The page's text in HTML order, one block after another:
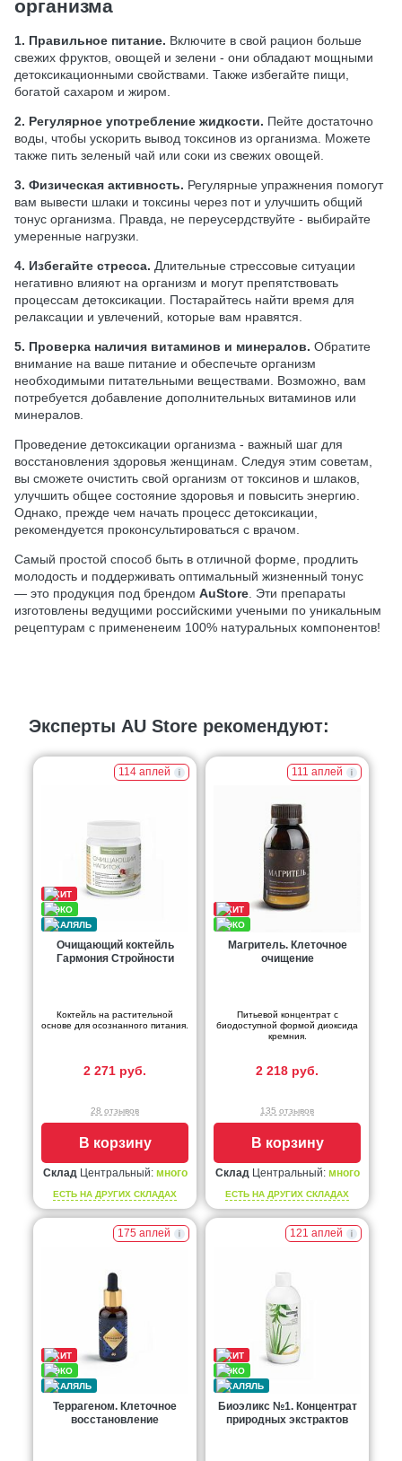
организма
1. Правильное питание. Включите в свой рацион больше
свежих фруктов, овощей и зелени - они обладают мощными
детоксикационными свойствами. Также избегайте пищи,
богатой сахаром и жиром.
2. Регулярное употребление жидкости. Пейте достаточно
воды, чтобы ускорить вывод токсинов из организма. Можете
также пить зеленый чай или соки из свежих овощей.
3. Физическая активность. Регулярные упражнения помогут
вам вывести шлаки и токсины через пот и улучшить общий
тонус организма. Правда, не переусердствуйте - выбирайте
умеренные нагрузки.
4. Избегайте стресса. Длительные стрессовые ситуации
негативно влияют на организм и могут препятствовать
процессам детоксикации. Постарайтесь найти время для
релаксации и увлечений, которые вам нравятся.
5. Проверка наличия витаминов и минералов. Обратите
внимание на ваше питание и обеспечьте организм
необходимыми питательными веществами. Возможно, вам
потребуется добавление дополнительных витаминов или
минералов.
Проведение детоксикации организма - важный шаг для
восстановления здоровья женщинам. Следуя этим советам,
вы сможете очистить свой организм от токсинов и шлаков,
улучшить общее состояние здоровья и повысить энергию.
Однако, прежде чем начать процесс детоксикации,
рекомендуется проконсультироваться с врачом.
Самый простой способ быть в отличной форме, продлить
молодость и поддерживать оптимальный жизненный тонус
— это продукция под брендом AuStore. Эти препараты
изготовлены ведущими российскими учеными по уникальным
рецептурам с примененеим 100% натуральных компонентов!
Эксперты AU Store рекомендуют:
114 аплей
Очищающий коктейль
Гармония Стройности
Коктейль на растительной
основе для осознанного питания.
2 271 руб.
28 отзывов
В корзину
СкладЦентральный: много
ЕСТЬ НА ДРУГИХ СКЛАДАХ
111 аплей
Магритель. Клеточное
очищение
Питьевой концентрат с
биодоступной формой диоксида
кремния.
2 218 руб.
135 отзывов
В корзину
СкладЦентральный: много
ЕСТЬ НА ДРУГИХ СКЛАДАХ
175 аплей
Террагеном. Клеточное
восстановление
121 аплей
Биоэликс №1. Концентрат
природных экстрактов